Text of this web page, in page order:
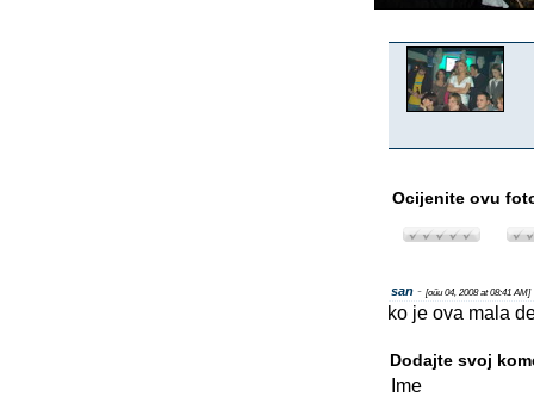
Ocijenite ovu
san - [oűu 04, 2008 at 08:41 AM]
ko je ova mala
Dodajte svoj
Ime